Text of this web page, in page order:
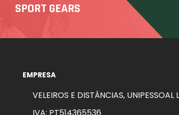
SPORT GEARS
EMPRESA
VELEIROS E DISTÂNCIAS, UNIPESSOAL
IVA: PT514365536